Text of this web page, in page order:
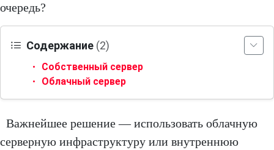
очередь?
Содержание (2)
Собственный сервер
Облачный сервер
Важнейшее решение — использовать облачную
серверную инфраструктуру или внутреннюю